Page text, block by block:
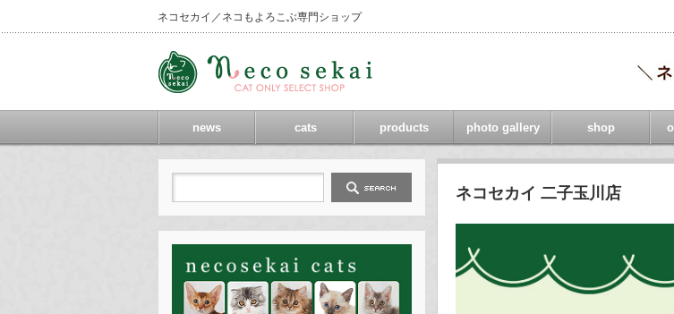
ネコセカイ／ネコもよろこぶ専門ショップ
news cats products photo gallery shop
ネコセカイ 二子玉川店